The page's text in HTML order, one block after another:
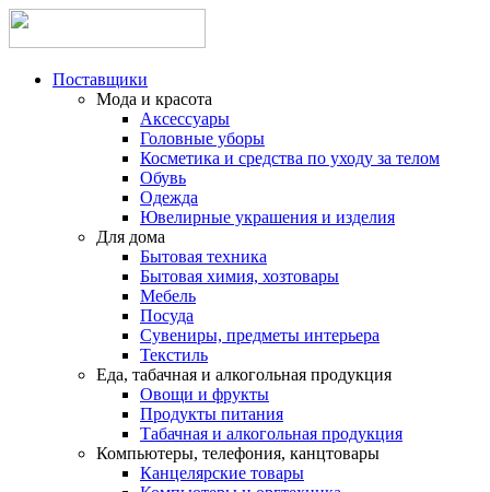
Поставщики
Мода и красота
Аксессуары
Головные уборы
Косметика и средства по уходу за телом
Обувь
Одежда
Ювелирные украшения и изделия
Для дома
Бытовая техника
Бытовая химия, хозтовары
Мебель
Посуда
Сувениры, предметы интерьера
Текстиль
Еда, табачная и алкогольная продукция
Овощи и фрукты
Продукты питания
Табачная и алкогольная продукция
Компьютеры, телефония, канцтовары
Канцелярские товары